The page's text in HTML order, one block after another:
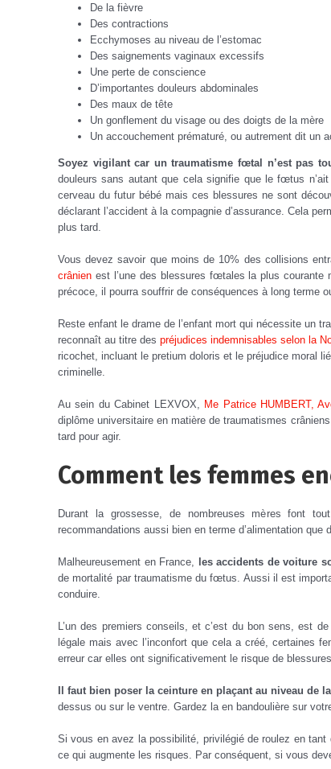
De la fièvre
Des contractions
Ecchymoses au niveau de l’estomac
Des saignements vaginaux excessifs
Une perte de conscience
D’importantes douleurs abdominales
Des maux de tête
Un gonflement du visage ou des doigts de la mère
Un accouchement prématuré, ou autrement dit un
Soyez vigilant car un traumatisme fœtal n’est pas
douleurs sans autant que cela signifie que le fœtus n’ait
cerveau du futur bébé mais ces blessures ne sont
déclarant l’accident à la compagnie d’assurance.Cela
plus tard.
Vous devez savoir que moins de 10% des collisions
crânien est l’une des blessures fœtales la plus courante
précoce, il pourra souffrir de conséquences à long terme
Reste enfant le drame de l’enfant mort qui nécessite un
reconnaît au titre des préjudices indemnisables selon la
ricochet, incluant le pretium doloris et le préjudice moral
criminelle.
Au sein du Cabinet LEXVOX, Me Patrice HUMBERT,
diplôme universitaire en matière de traumatismes crâniens
tard pour agir.
Comment les femmes
Durant la grossesse, de nombreuses mères font
recommandations aussi bien en terme d’alimentation que
Malheureusement en France, les accidents de voiture
de mortalité par traumatisme du fœtus. Aussi il est
conduire.
L’un des premiers conseils, et c’est du bon sens, est
légale mais avec l’inconfort que cela a créé, certaines
erreur car elles ont significativement le risque de
Il faut bien poser la ceinture en plaçant au niveau de
dessus ou sur le ventre. Gardez la en bandoulière sur
Si vous en avez la possibilité, privilégié de roulez en tant
ce qui augmente les risques. Par conséquent, si vous